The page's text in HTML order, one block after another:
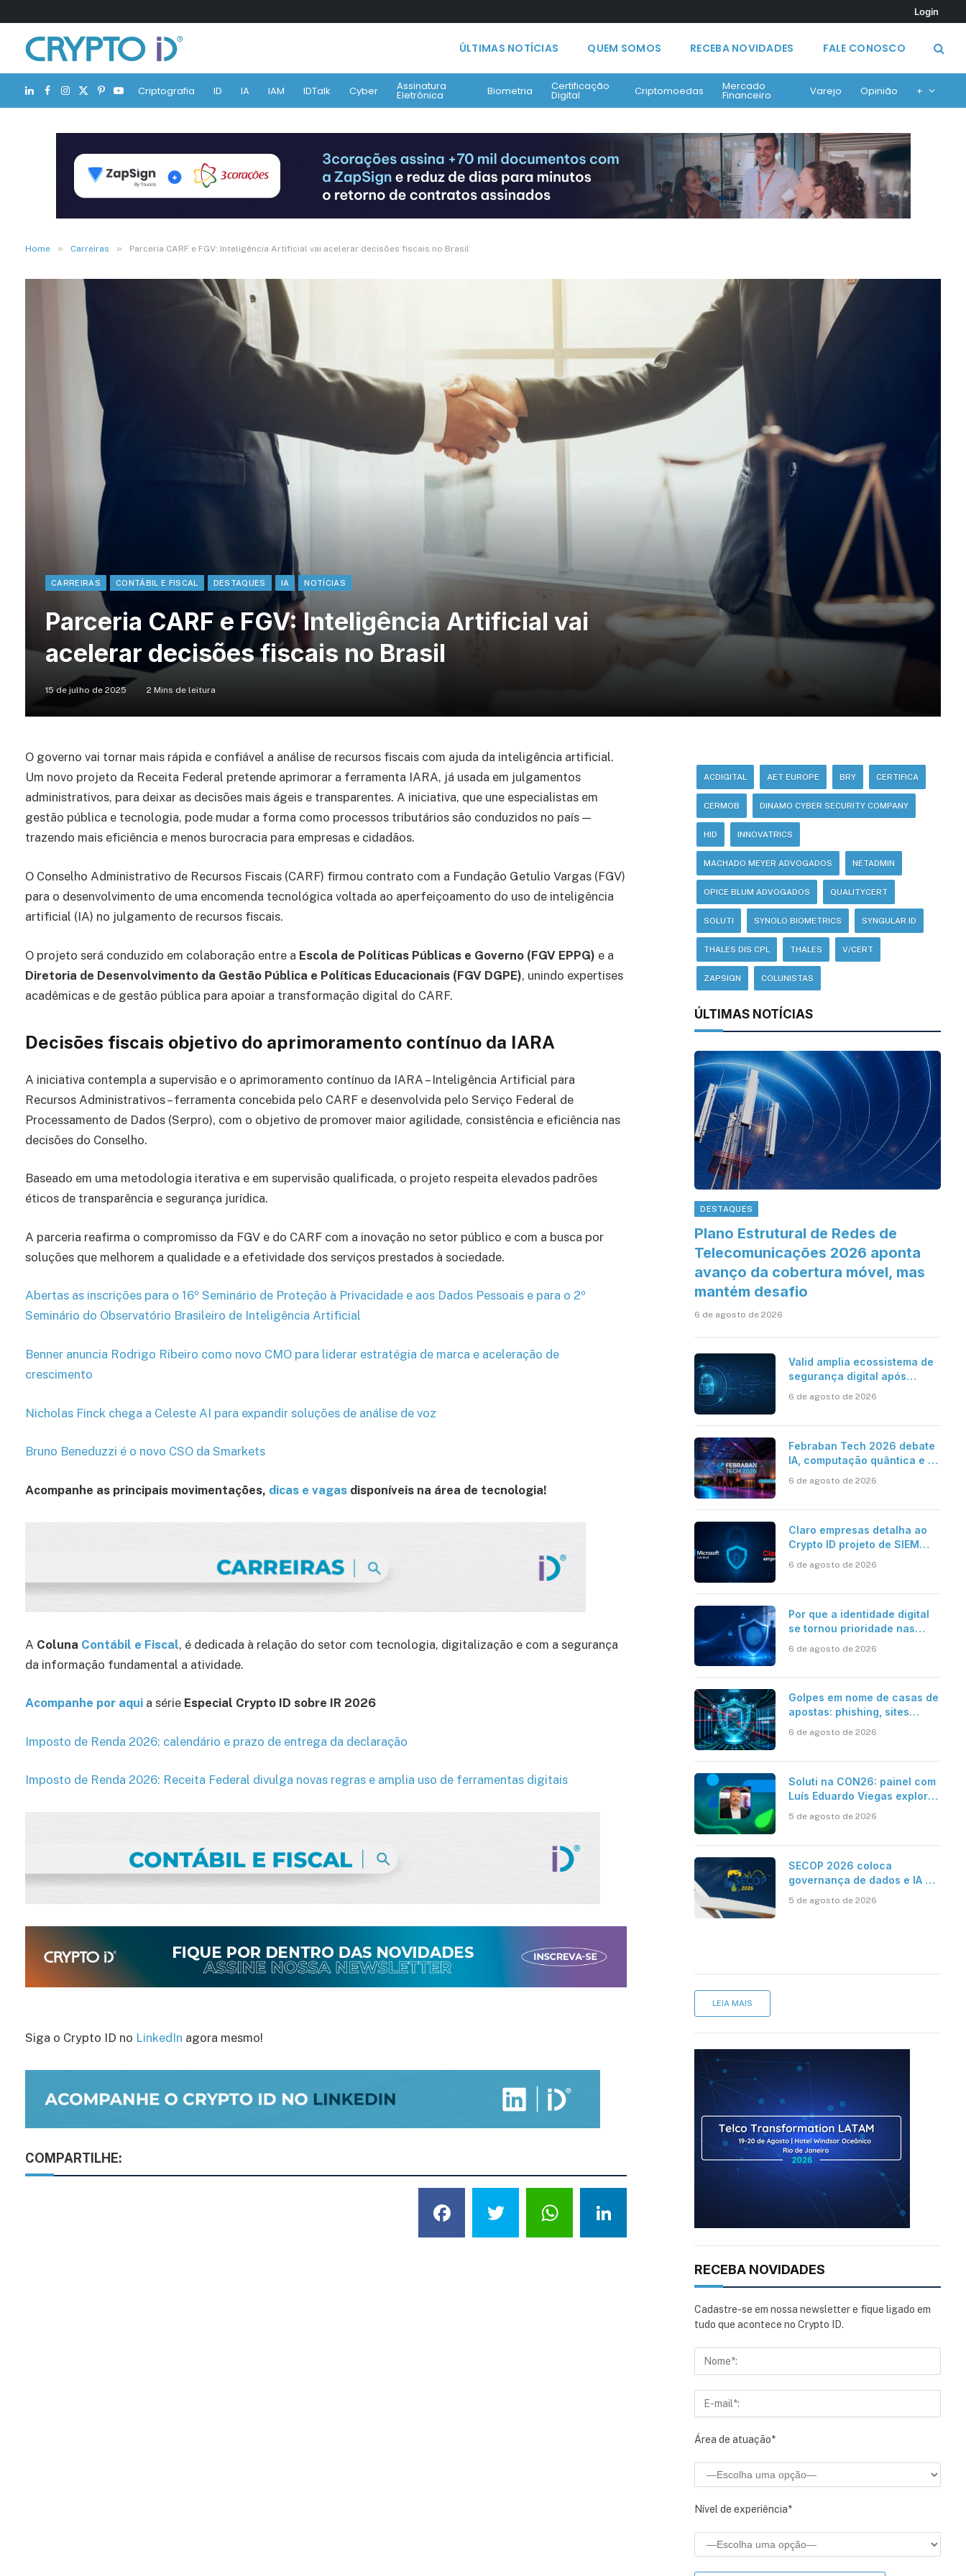
Login
ÚLTIMAS NOTÍCIAS QUEM SOMOS RECEBA NOVIDADES FALE CONOSCO
LinkedIn
Facebook
Instagram
X
(Twitter)
Pinterest
YouTubeCriptografia ID IA IAM IDTalk Cyber Assinatura
Eletrônica Biometria Certificação
Digital Criptomoedas Mercado
Financeiro Varejo Opinião +
Home » Carreiras » Parceria CARF e FGV: Inteligência Artificial vai acelerar decisões fiscais no Brasil
CARREIRAS CONTÁBIL E FISCAL DESTAQUES IA NOTÍCIAS
Parceria CARF e FGV: Inteligência Artificial vai
acelerar decisões fiscais no Brasil
15 de julho de 2025 2 Mins de leitura
O governo vai tornar mais rápida e confiável a análise de recursos fiscais com ajuda da inteligência artificial.
Um novo projeto da Receita Federal pretende aprimorar a ferramenta IARA, já usada em julgamentos
administrativos, para deixar as decisões mais ágeis e transparentes. A iniciativa, que une especialistas em
gestão pública e tecnologia, pode mudar a forma como processos tributários são conduzidos no país —
trazendo mais eficiência e menos burocracia para empresas e cidadãos.
O Conselho Administrativo de Recursos Fiscais (CARF) firmou contrato com a Fundação Getulio Vargas (FGV)
para o desenvolvimento de uma encomenda tecnológica voltada ao aperfeiçoamento do uso de inteligência
artificial (IA) no julgamento de recursos fiscais.
O projeto será conduzido em colaboração entre a Escola de Políticas Públicas e Governo (FGV EPPG) e a
Diretoria de Desenvolvimento da Gestão Pública e Políticas Educacionais (FGV DGPE), unindo expertises
acadêmicas e de gestão pública para apoiar a transformação digital do CARF.
Decisões fiscais objetivo do aprimoramento contínuo da IARA
A iniciativa contempla a supervisão e o aprimoramento contínuo da IARA – Inteligência Artificial para
Recursos Administrativos – ferramenta concebida pelo CARF e desenvolvida pelo Serviço Federal de
Processamento de Dados (Serpro), com o objetivo de promover maior agilidade, consistência e eficiência nas
decisões do Conselho.
Baseado em uma metodologia iterativa e em supervisão qualificada, o projeto respeita elevados padrões
éticos de transparência e segurança jurídica.
A parceria reafirma o compromisso da FGV e do CARF com a inovação no setor público e com a busca por
soluções que melhorem a qualidade e a efetividade dos serviços prestados à sociedade.
Abertas as inscrições para o 16º Seminário de Proteção à Privacidade e aos Dados Pessoais e para o 2º
Seminário do Observatório Brasileiro de Inteligência Artificial
Benner anuncia Rodrigo Ribeiro como novo CMO para liderar estratégia de marca e aceleração de
crescimento
Nicholas Finck chega a Celeste AI para expandir soluções de análise de voz
Bruno Beneduzzi é o novo CSO da Smarkets
Acompanhe as principais movimentações, dicas e vagas disponíveis na área de tecnologia!
A Coluna Contábil e Fiscal, é dedicada à relação do setor com tecnologia, digitalização e com a segurança
da informação fundamental a atividade.
Acompanhe por aqui a série Especial Crypto ID sobre IR 2026
Imposto de Renda 2026: calendário e prazo de entrega da declaração
Imposto de Renda 2026: Receita Federal divulga novas regras e amplia uso de ferramentas digitais
Siga o Crypto ID no LinkedIn agora mesmo!
COMPARTILHE:
Facebook
TwitterWhatsApp
LinkedIn
ACDIGITAL AET EUROPE BRY CERTIFICA
CERMOB DINAMO CYBER SECURITY COMPANY
HID INNOVATRICS
MACHADO MEYER ADVOGADOS NETADMIN
OPICE BLUM ADVOGADOS QUALITYCERT
SOLUTI SYNOLO BIOMETRICS SYNGULAR ID
THALES DIS CPL THALES V/CERT
ZAPSIGN COLUNISTAS
ÚLTIMAS NOTÍCIAS
DESTAQUES
Plano Estrutural de Redes de
Telecomunicações 2026 aponta
avanço da cobertura móvel, mas
mantém desafio
6 de agosto de 2026
Valid amplia ecossistema de
segurança digital após
6 de agosto de 2026
Febraban Tech 2026 debate
IA, computação quântica e os
bancária
6 de agosto de 2026
Claro empresas detalha ao
Crypto ID projeto de SIEM
resposta automatizada
6 de agosto de 2026
Por que a identidade digital
se tornou prioridade nas
6 de agosto de 2026
Golpes em nome de casas de
apostas: phishing, sites
6 de agosto de 2026
Soluti na CON26: painel com
Luís Eduardo Viegas explora
eficiência da Contabilidade
5 de agosto de 2026
SECOP 2026 coloca
governança de dados e IA no
5 de agosto de 2026
LEIA MAIS
RECEBA NOVIDADES
Cadastre-se em nossa newsletter e fique ligado em
tudo que acontece no Crypto ID.
Área de atuação*
Nível de experiência*